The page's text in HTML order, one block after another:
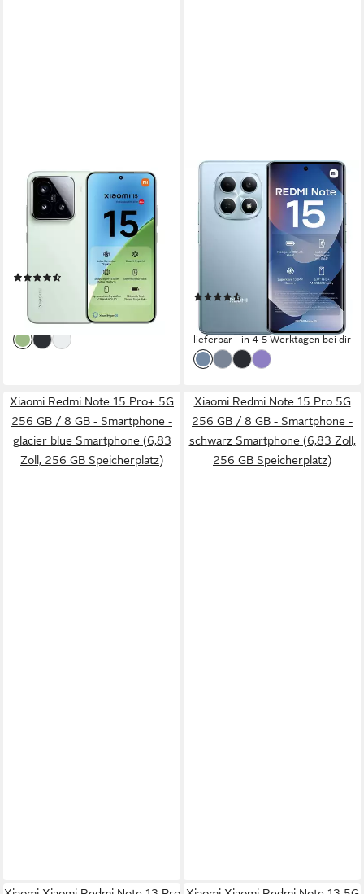
XIAOMI
15 Smartphone
256 GB Speicherkapazität
50 MP
32 MP
Frontkamera
ab 767,90 €
22,29 €
mtl. in 48 Raten
lieferbar - in 4-5 Werktagen bei dir
XIAOMI
Redmi Note 15 5G 256GB
Handy
Speicherkapazität
Frontkamera
(16)
14,40 €
mtl. in 24 Raten
lieferbar - in 4-5 Werktagen bei dir
Xiaomi Redmi Note 15 Pro+ 5G
256 GB / 8 GB - Smartphone -
glacier blue Smartphone (6,83
Zoll, 256 GB Speicherplatz)
Xiaomi Redmi Note 15 Pro 5G
256 GB / 8 GB - Smartphone -
schwarz Smartphone (6,83 Zoll,
256 GB Speicherplatz)